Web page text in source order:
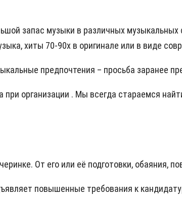
запас музыки в различных
хиты 70-90х в оригинале или в виде
предпочтения – просьба заранее
при организации . Мы всегда стараемся
От его или её подготовки, обаяния,
повышенные требования к